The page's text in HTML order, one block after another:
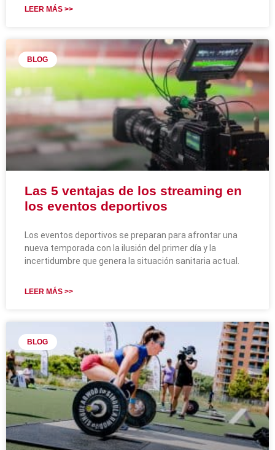
LEER MÁS >>
BLOG
Las 5 ventajas de los streaming en
los eventos deportivos
Los eventos deportivos se preparan para afrontar una
nueva temporada con la ilusión del primer día y la
incertidumbre que genera la situación sanitaria actual.
LEER MÁS >>
BLOG